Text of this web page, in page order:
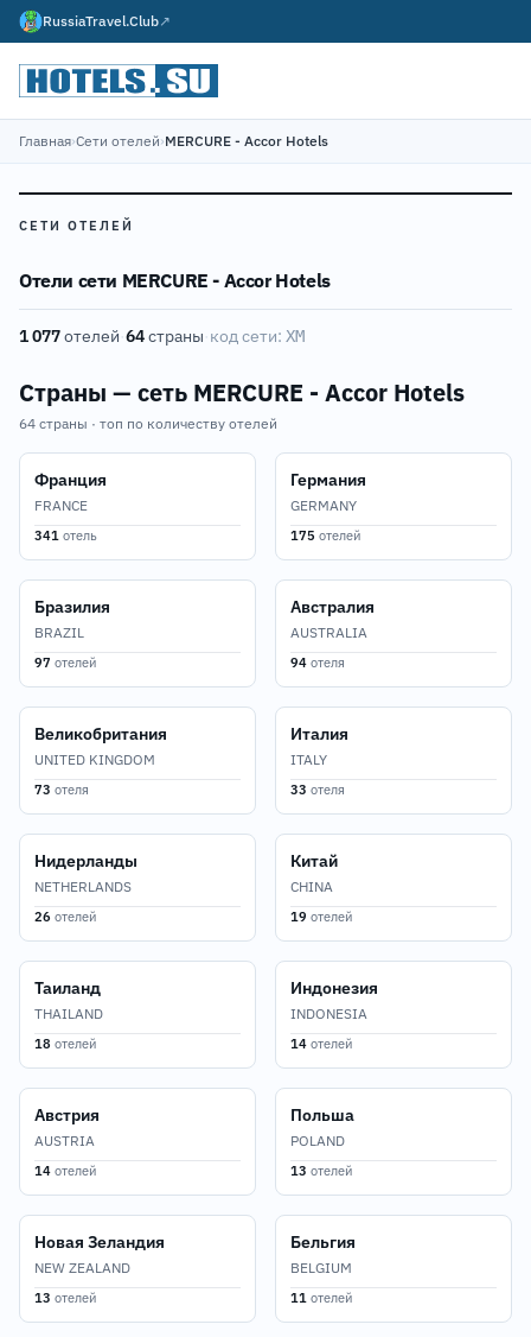
RussiaTravel.Club↗
Главная›Сети отелей›MERCURE - Accor Hotels
СЕТИ ОТЕЛЕЙ
Отели сети MERCURE - Accor Hotels
1 077отелей·64страны·код сети: XM
Страны — сеть MERCURE - Accor Hotels
64 страны · топ по количеству отелей
Франция
FRANCE
341 отель
Германия
GERMANY
175 отелей
Бразилия
BRAZIL
97 отелей
Австралия
AUSTRALIA
94 отеля
Великобритания
UNITED KINGDOM
73 отеля
Италия
ITALY
33 отеля
Нидерланды
NETHERLANDS
26 отелей
Китай
CHINA
19 отелей
Таиланд
THAILAND
18 отелей
Индонезия
INDONESIA
14 отелей
Австрия
AUSTRIA
14 отелей
Польша
POLAND
13 отелей
Новая Зеландия
NEW ZEALAND
13 отелей
Бельгия
BELGIUM
11 отелей